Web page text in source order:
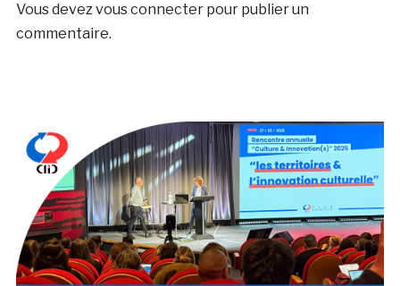
Vous devezvous connecterpour publier un
commentaire.